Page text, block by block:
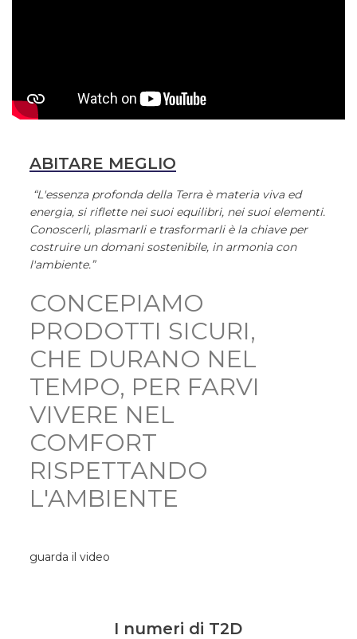
ABITARE MEGLIO
“L'essenza profonda della Terra è materia viva ed
energia, si riflette nei suoi equilibri, nei suoi elementi.
Conoscerli, plasmarli e trasformarli è la chiave per
costruire un domani sostenibile, in armonia con
l'ambiente.”
CONCEPIAMO
PRODOTTI SICURI,
CHE DURANO NEL
TEMPO, PER FARVI
VIVERE NEL
COMFORT
RISPETTANDO
L'AMBIENTE
guarda il video
I numeri di T2D